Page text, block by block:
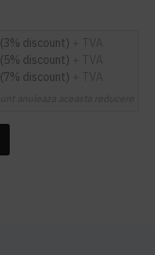
(3% discount)
(5% discount)
(7% discount)